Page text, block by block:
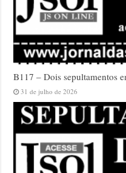
B117 – Dois sepultamentos
31 de julho de 2026